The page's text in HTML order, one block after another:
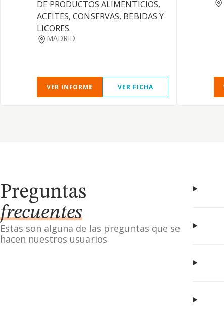
DE PRODUCTOS ALIMENTICIOS,
ACEITES, CONSERVAS, BEBIDAS Y
LICORES.
MADRID
VER INFORME VER FICHA
Preguntas
frecuentes
Estas son alguna de las preguntas que se
hacen nuestros usuarios